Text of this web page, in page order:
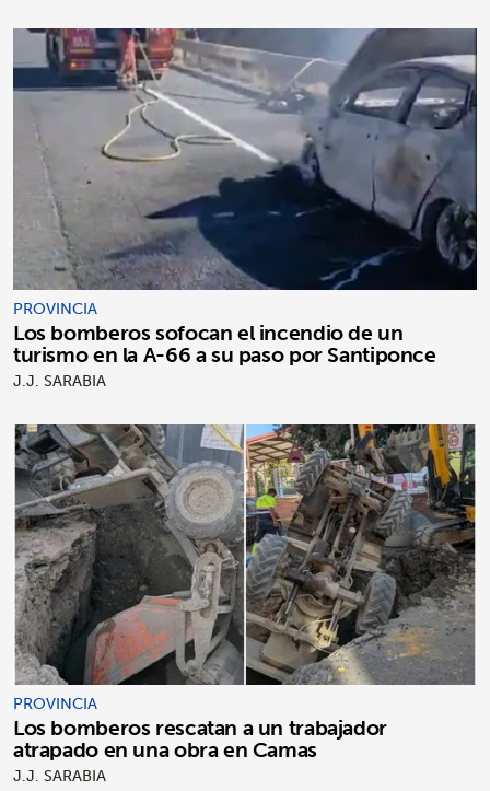
PROVINCIA
Los bomberos sofocan el incendio de un
turismo en la A-66 a su paso por Santiponce
J.J. SARABIA
PROVINCIA
Los bomberos rescatan a un trabajador
atrapado en una obra en Camas
J.J. SARABIA